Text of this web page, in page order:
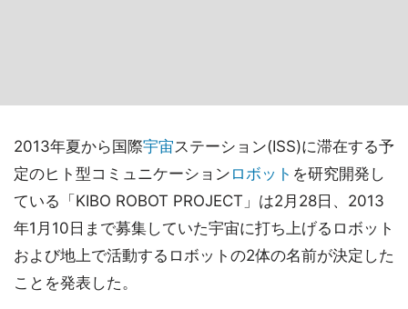
2013年夏から国際宇宙ステーション(ISS)に滞在する予
定のヒト型コミュニケーション ロボット を研究開発し
ている「KIBO ROBOT PROJECT」は2月28日、2013
年1月10日まで募集していた宇宙に打ち上げるロボット
および地上で活動するロボットの2体の名前が決定した
ことを発表した。